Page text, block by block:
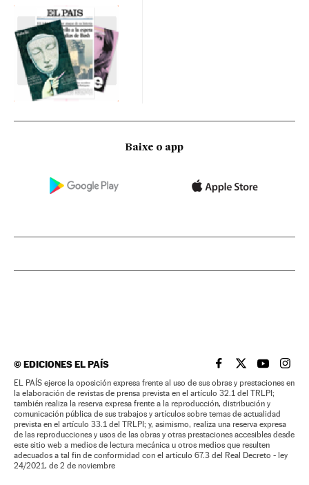
Baixe o app
©EDICIONES EL PAÍS EL PAÍS BRASIL EN
EL PAÍSEL PAÍS
EL
EL PAÍS ejerce la oposición expresa frente al uso de sus obras y prestaciones en
la elaboración de revistas de prensa prevista en el artículo 32.1 del TRLPI;
también realiza la reserva expresa frente a la reproducción, distribución y
comunicación pública de sus trabajos y artículos sobre temas de actualidad
prevista en el artículo 33.1 del TRLPI; y, asimismo, realiza una reserva expresa
de las reproducciones y usos de las obras y otras prestaciones accesibles desde
este sitio web a medios de lectura mecánica u otros medios que resulten
adecuados a tal fin de conformidad con el artículo 67.3 del Real Decreto - ley
24/2021, de 2 de noviembre